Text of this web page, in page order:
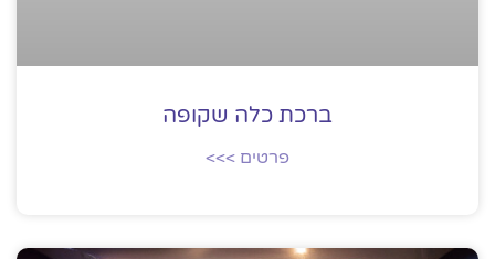
ברכת כלה שקופה
פרטים >>>